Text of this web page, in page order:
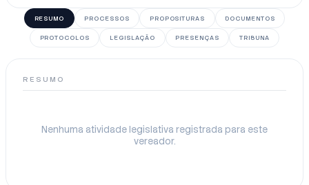
RESUMO PROCESSOS PROPOSITURAS DOCUMENTOS
PROTOCOLOS LEGISLAÇÃO PRESENÇAS TRIBUNA
RESUMO
Nenhuma atividade legislativa registrada para este
vereador.